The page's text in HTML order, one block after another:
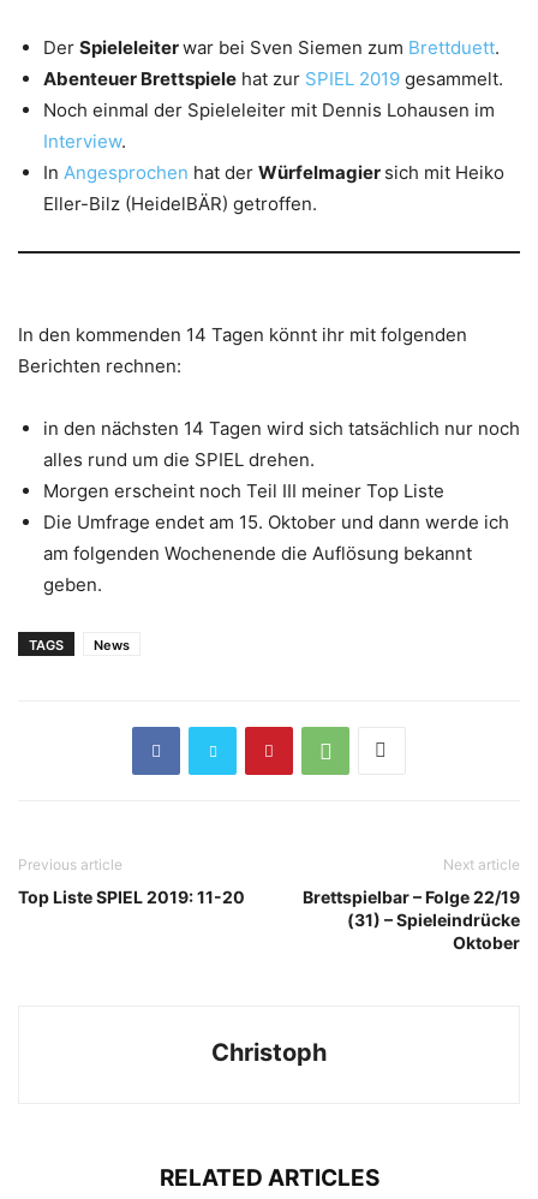
Der Spieleleiterwar bei Sven Siemen zum Brettduett.
Abenteuer Brettspiele hat zur SPIEL 2019 gesammelt.
Noch einmal der Spieleleiter mit Dennis Lohausen im
Interview.
In Angesprochen hat der Würfelmagier sich mit Heiko
Eller-Bilz (HeidelBÄR) getroffen.
In den kommenden 14 Tagen könnt ihr mit folgenden
Berichten rechnen:
in den nächsten 14 Tagen wird sich tatsächlich nur noch
alles rund um die SPIEL drehen.
Morgen erscheint noch Teil III meiner Top Liste
Die Umfrage endet am 15. Oktober und dann werde ich
am folgenden Wochenende die Auflösung bekannt
geben.
TAGS News
Previous article
Top Liste SPIEL 2019: 11-20
Next article
Brettspielbar – Folge 22/19
(31) – Spieleindrücke
Oktober
Christoph
RELATED ARTICLES